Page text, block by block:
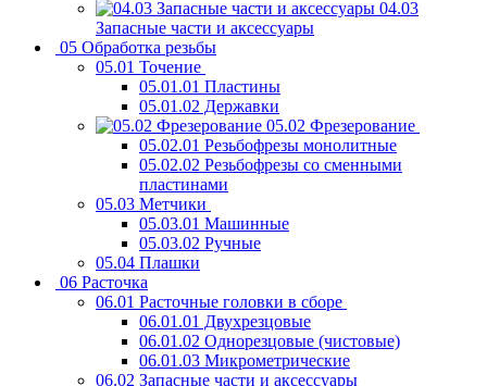
04.03
Запасные части и аксессуары
05 Обработка резьбы
05.01 Точение
05.01.01 Пластины
05.01.02 Державки
05.02 Фрезерование
05.02.01 Резьбофрезы монолитные
05.02.02 Резьбофрезы со сменными
пластинами
05.03 Метчики
05.03.01 Машинные
05.03.02 Ручные
05.04 Плашки
06 Расточка
06.01 Расточные головки в сборе
06.01.01 Двухрезцовые
06.01.02 Однорезцовые (чистовые)
06.01.03 Микрометрические
06.02 Запасные части и аксессуары